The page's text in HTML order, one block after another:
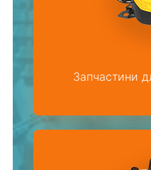
Запчастини